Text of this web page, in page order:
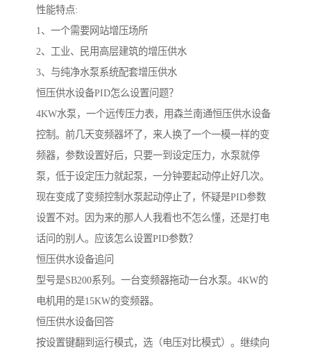
性能特点:
1、一个需要网站增压场所
2、工业、民用高层建筑的增压供水
3、与纯净水泵系统配套增压供水
恒压供水设备PID怎么设置问题？
4KW水泵，一个远传压力表，用森兰南通恒压供水设备
控制。前几天变频器坏了，来人换了一个一模一样的变
频器，参数设置好后，只要一到设定压力，水泵就停
泵，低于设定压力就起泵，一分钟要起动停止好几次。
现在变成了变频控制水泵起动停止了，怀疑是PID参数
设置不对。因为来的那人人我看也不怎么懂，还是打电
话问的别人。应该怎么设置PID参数？
恒压供水设备追问
型号是SB200系列。一台变频器拖动一台水泵。4KW的
电机用的是15KW的变频器。
恒压供水设备回答
按设置键翻到运行模式，选（电压对比模式）。继续向